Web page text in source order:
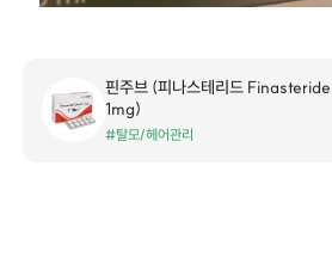
핀주브 (피나스테리드 Finasteride
1mg)
#탈모/헤어관리